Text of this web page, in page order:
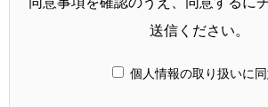
当院は、収集した個人情報について
ために利用いたします。
①医療サービスの提供のため
送信ください。
個人情報の取り扱いに